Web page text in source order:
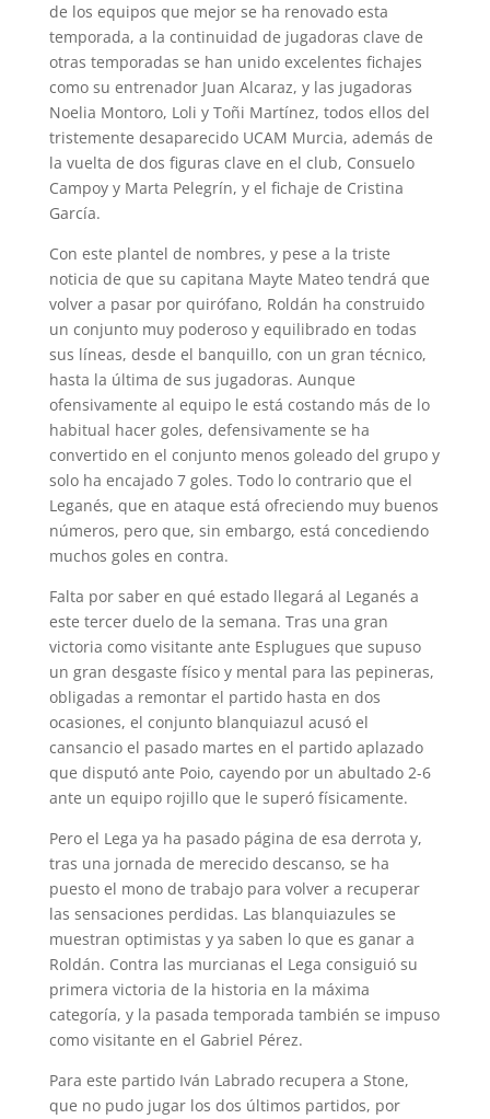
de los equipos que mejor se ha renovado esta
temporada, a la continuidad de jugadoras clave de
otras temporadas se han unido excelentes fichajes
como su entrenador Juan Alcaraz, y las jugadoras
Noelia Montoro, Loli y Toñi Martínez, todos ellos del
tristemente desaparecido UCAM Murcia, además de
la vuelta de dos figuras clave en el club, Consuelo
Campoy y Marta Pelegrín, y el fichaje de Cristina
García.
Con este plantel de nombres, y pese a la triste
noticia de que su capitana Mayte Mateo tendrá que
volver a pasar por quirófano, Roldán ha construido
un conjunto muy poderoso y equilibrado en todas
sus líneas, desde el banquillo, con un gran técnico,
hasta la última de sus jugadoras. Aunque
ofensivamente al equipo le está costando más de lo
habitual hacer goles, defensivamente se ha
convertido en el conjunto menos goleado del grupo y
solo ha encajado 7 goles. Todo lo contrario que el
Leganés, que en ataque está ofreciendo muy buenos
números, pero que, sin embargo, está concediendo
muchos goles en contra.
Falta por saber en qué estado llegará al Leganés a
este tercer duelo de la semana. Tras una gran
victoria como visitante ante Esplugues que supuso
un gran desgaste físico y mental para las pepineras,
obligadas a remontar el partido hasta en dos
ocasiones, el conjunto blanquiazul acusó el
cansancio el pasado martes en el partido aplazado
que disputó ante Poio, cayendo por un abultado 2-6
ante un equipo rojillo que le superó físicamente.
Pero el Lega ya ha pasado página de esa derrota y,
tras una jornada de merecido descanso, se ha
puesto el mono de trabajo para volver a recuperar
las sensaciones perdidas. Las blanquiazules se
muestran optimistas y ya saben lo que es ganar a
Roldán. Contra las murcianas el Lega consiguió su
primera victoria de la historia en la máxima
categoría, y la pasada temporada también se impuso
como visitante en el Gabriel Pérez.
Para este partido Iván Labrado recupera a Stone,
que no pudo jugar los dos últimos partidos, por